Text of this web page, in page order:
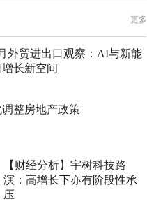
更多
外贸进出口观察：AI与新能
长新空间
整房地产政策
【财经分析】宇树科技路
演：高增长下亦有阶段性承
压